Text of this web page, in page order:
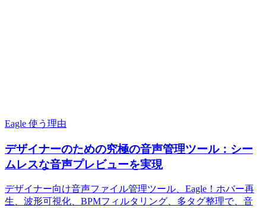
Eagle 使う理由
デザイナーのための究極の音声管理ツール：シー
ムレスな音声プレビューを実現
デザイナー向け音声ファイル管理ツール、Eagle！ホバー再
生、波形可視化、BPMフィルタリング、多タグ整理で、音